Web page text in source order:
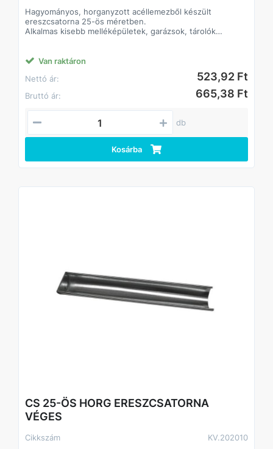
Hagyományos, horganyzott acéllemezből készült
ereszcsatorna 25-ös méretben.
Alkalmas kisebb melléképületek, garázsok, tárolók
színű és anyagú tetőfelülethez.
Az elemek összeillesztése történhet forrasztással vagy
ragasztó-tömítőanyagok felhasználásával.
A lefolyórendszerben használatos hattyúnyak és
kifolyócső hagyományos, ráncolt kivitelben készült.
Van raktáron
Nettó ár:
523,92 Ft
Bruttó ár: 665,38 Ft
db
Kosárba
CS 25-ÖS HORG ERESZCSATORNA
VÉGES
Cikkszám
KV.202010